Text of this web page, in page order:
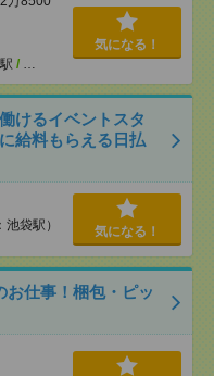
/ …
気になる！
けるイベントスタ
給料もらえる日払
袋駅） 気になる！
仕事！梱包・ピッ